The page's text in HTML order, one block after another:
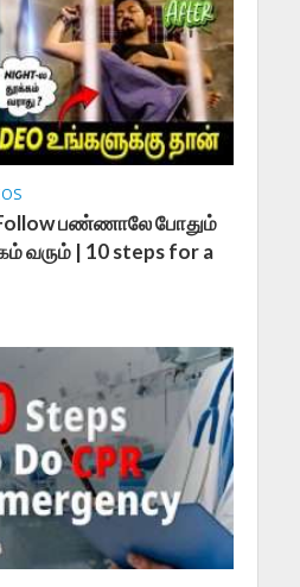
பண்ணாலே போதும்
வரும் | 10 steps for a